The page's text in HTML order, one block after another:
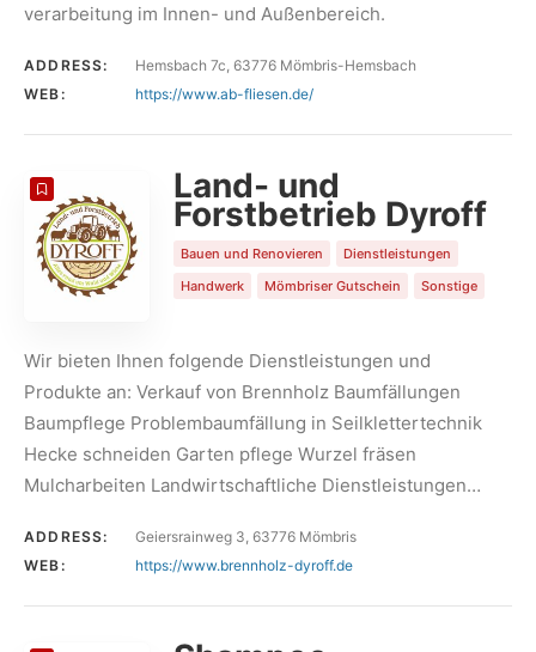
verarbeitung im Innen- und Außenbereich.
ADDRESS:
Hemsbach 7c, 63776 Mömbris-Hemsbach
WEB:
https://www.ab-fliesen.de/
Land- und
Forstbetrieb Dyroff
Bauen und Renovieren
Dienstleistungen
Handwerk
Mömbriser Gutschein Sonstige
Wir bieten Ihnen folgende Dienstleistungen und
Produkte an: Verkauf von Brennholz Baumfällungen
Baumpflege Problembaumfällung in Seilklettertechnik
Hecke schneiden Garten pflege Wurzel fräsen
Mulcharbeiten Landwirtschaftliche Dienstleistungen…
ADDRESS:
Geiersrainweg 3, 63776 Mömbris
WEB:
https://www.brennholz-dyroff.de